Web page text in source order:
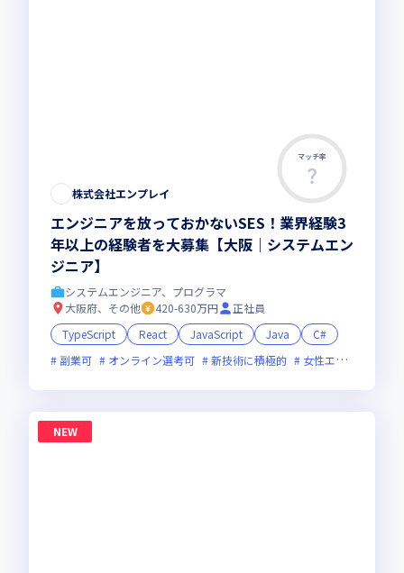
マッチ率
株式会社エンプレイ
エンジニアを放っておかないSES！業界経験3
年以上の経験者を大募集【大阪｜システムエン
ジニア】
システムエンジニア、プログラマ
大阪府、その他
420-630万円
正社員
TypeScript
React JavaScript Java
C#
副業可
オンライン選考可 新技術に積極的 女性エンジニアが活躍中
NEW